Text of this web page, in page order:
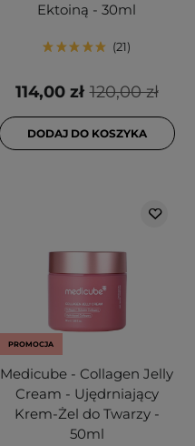
Ektoiną - 30ml
21
120,00 zł
114,00 zł
DODAJ DO KOSZYKA
PROMOCJA
Medicube - Collagen Jelly
Cream - Ujędrniający
Krem-Żel do Twarzy -
50ml